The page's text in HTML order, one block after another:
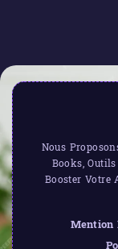
Nous
Books,
Booster Votre
Mention